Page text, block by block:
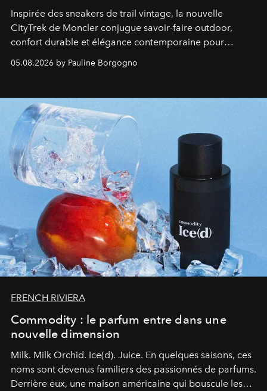
Inspirée des sneakers de trail vintage, la nouvelle
CityTrek de Moncler conjugue savoir-faire outdoor,
confort durable et élégance contemporaine pour
accompagner les explorations du quotidien.
05.08.2026 by Pauline Borgogno
FRENCH RIVIERA
Commodity : le parfum entre dans une
nouvelle dimension
Milk. Milk Orchid. Ice(d). Juice. En quelques saisons, ces
noms sont devenus familiers des passionnés de parfums.
Derrière eux, une maison américaine qui bouscule les